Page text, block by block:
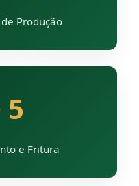
Produção
5
e Fritura